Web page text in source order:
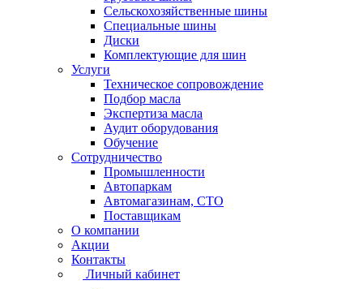
Сельскохозяйственные шины
Специальные шины
Диски
Комплектующие для шин
Услуги
Техническое сопровождение
Подбор масла
Экспертиза масла
Аудит оборудования
Обучение
Сотрудничество
Промышленности
Автопаркам
Автомагазинам, СТО
Поставщикам
О компании
Акции
Контакты
Личный кабинет